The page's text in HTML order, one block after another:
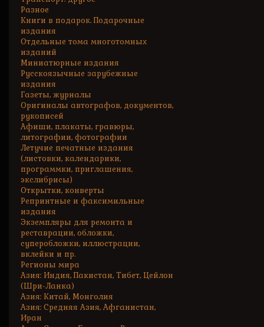
Разное
Книги в подарок. Подарочные
издания
Отдельные тома многотомных
изданий
Миниатюрные издания
Русскоязычные зарубежные
издания
Газеты, журналы
Оригиналы автографов, документов,
рукописей
Афиши, плакаты, гравюры,
литографии, фотографии
Летучие печатные издания
(листовки, календарики,
программки, приглашения,
экслибрисы)
Открытки, конверты
Репринтные и факсимильные
издания
Экземпляры для ремонта и
реставрации, обложки,
суперобложки, иллюстрации,
вклейки и пр.
Регионы мира
Азия: Индия, Пакистан, Тибет, Цейлон
(Шри-Ланка)
Азия: Китай, Монголия
Азия: Средняя Азия, Афганистан,
Иран